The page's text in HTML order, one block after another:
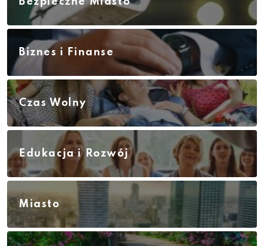
Biznes i Finanse
Czas Wolny
Edukacja i Rozwój
Miasto